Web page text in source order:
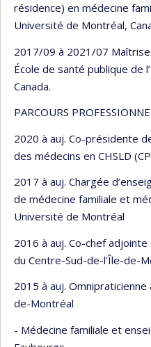
résidence) en médecine
Université de Montréal,
2017/09 à 2021/07 Maîtrise
École de santé publique de
Canada.
PARCOURS
2020 à auj. Co-présidente
des médecins en CHSLD
2017 à auj. Chargée
de médecine familiale et
Université de Montréal
2016 à auj. Co-chef adjointe
du Centre-Sud-de-l'Île-de-
2015 à auj. Omnipraticienne
de-Montréal
- Médecine familiale et